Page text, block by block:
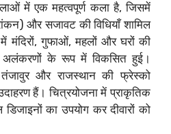
में एक महत्वपूर्ण कला है, जिसमें
और सजावट की विधियाँ शामिल
मंदिरों, गुफाओं, महलों और घरों की
अलंकरणों के रूप में विकसित हुई।
तंजावुर और राजस्थान की फ्रेस्को
हैं। चित्रयोजना में प्राकृतिक
का उपयोग कर दीवारों को